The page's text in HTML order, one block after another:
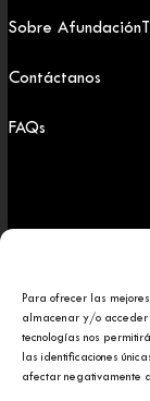
Para ofrecer las
almacenar y/o acceder
tecnologías nos
las identificaciones
afectar negativamente
Sobre
Contáctanos
FAQs
Copyright